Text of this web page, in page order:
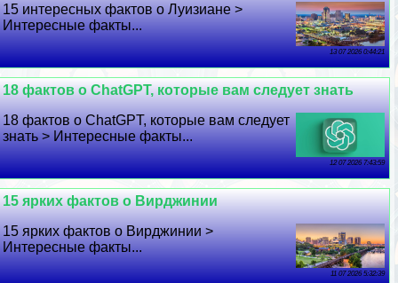
15 интересных фактов о Луизиане >
Интересные факты...
13 07 2026 0:44:21
18 фактов о ChatGPT, которые вам следует знать
18 фактов о ChatGPT, которые вам следует
знать > Интересные факты...
12 07 2026 7:43:59
15 ярких фактов о Вирджинии
15 ярких фактов о Вирджинии >
Интересные факты...
11 07 2026 5:32:39